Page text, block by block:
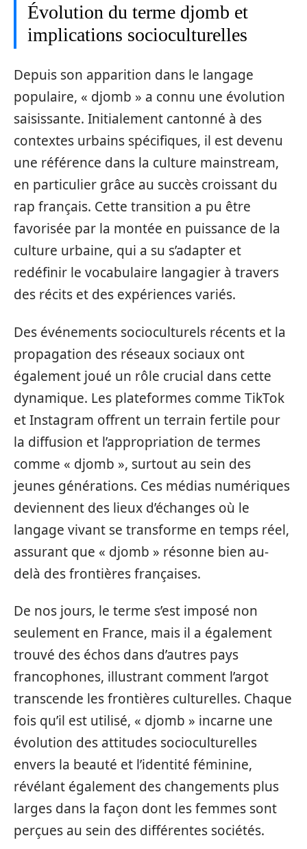
Évolution du terme djomb et
implications socioculturelles
Depuis son apparition dans le langage
populaire, « djomb » a connu une évolution
saisissante. Initialement cantonné à des
contextes urbains spécifiques, il est devenu
une référence dans la culture mainstream,
en particulier grâce au succès croissant du
rap français. Cette transition a pu être
favorisée par la montée en puissance de la
culture urbaine, qui a su s’adapter et
redéfinir le vocabulaire langagier à travers
des récits et des expériences variés.
Des événements socioculturels récents et la
propagation des réseaux sociaux ont
également joué un rôle crucial dans cette
dynamique. Les plateformes comme TikTok
et Instagram offrent un terrain fertile pour
la diffusion et l’appropriation de termes
comme « djomb », surtout au sein des
jeunes générations. Ces médias numériques
deviennent des lieux d’échanges où le
langage vivant se transforme en temps réel,
assurant que « djomb » résonne bien au-
delà des frontières françaises.
De nos jours, le terme s’est imposé non
seulement en France, mais il a également
trouvé des échos dans d’autres pays
francophones, illustrant comment l’argot
transcende les frontières culturelles. Chaque
fois qu’il est utilisé, « djomb » incarne une
évolution des attitudes socioculturelles
envers la beauté et l’identité féminine,
révélant également des changements plus
larges dans la façon dont les femmes sont
perçues au sein des différentes sociétés.